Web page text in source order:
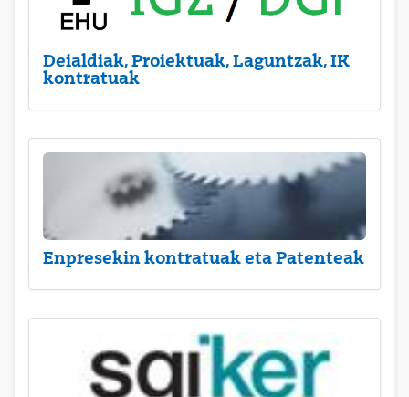
Deialdiak, Proiektuak, Laguntzak, IK
kontratuak
Enpresekin kontratuak eta Patenteak